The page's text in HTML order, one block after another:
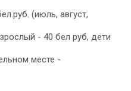
(июль, август,
- 40 бел руб, дети
месте -